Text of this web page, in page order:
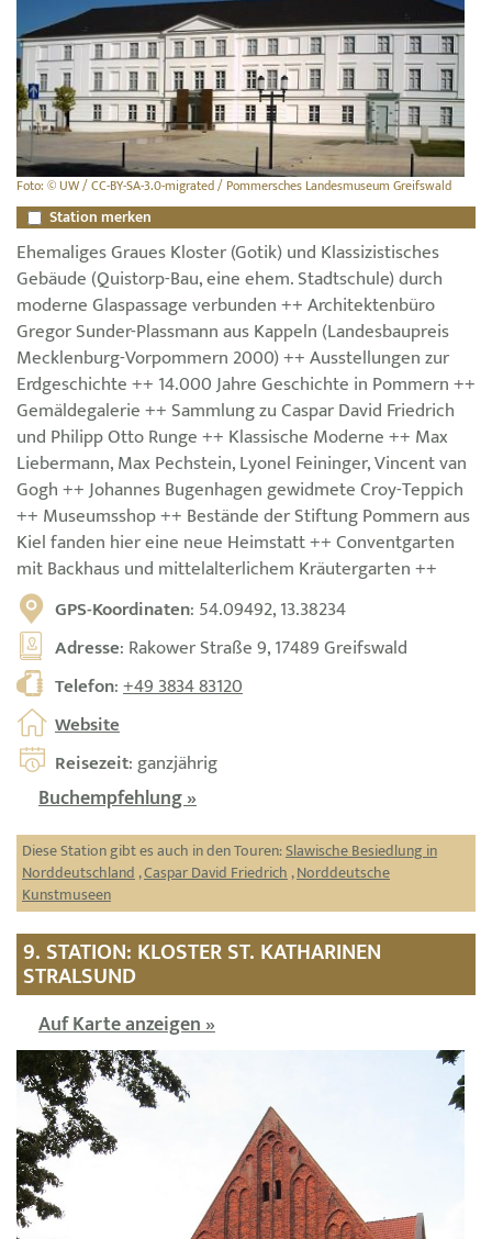
Foto: © UW / CC-BY-SA-3.0-migrated / Pommersches Landesmuseum Greifswald
Station merken
Ehemaliges Graues Kloster (Gotik) und Klassizistisches
Gebäude (Quistorp-Bau, eine ehem. Stadtschule) durch
moderne Glaspassage verbunden ++ Architektenbüro
Gregor Sunder-Plassmann aus Kappeln (Landesbaupreis
Mecklenburg-Vorpommern 2000) ++ Ausstellungen zur
Erdgeschichte ++ 14.000 Jahre Geschichte in Pommern ++
Gemäldegalerie ++ Sammlung zu Caspar David Friedrich
und Philipp Otto Runge ++ Klassische Moderne ++ Max
Liebermann, Max Pechstein, Lyonel Feininger, Vincent van
Gogh ++ Johannes Bugenhagen gewidmete Croy-Teppich
++ Museumsshop ++ Bestände der Stiftung Pommern aus
Kiel fanden hier eine neue Heimstatt ++ Conventgarten
mit Backhaus und mittelalterlichem Kräutergarten ++
GPS-Koordinaten: 54.09492, 13.38234
Adresse: Rakower Straße 9, 17489 Greifswald
Telefon:+49 3834 83120
Website
Reisezeit: ganzjährig
Buchempfehlung »
Diese Station gibt es auch in den Touren:Slawische Besiedlung in
Norddeutschland,Caspar David Friedrich,Norddeutsche
Kunstmuseen
9. STATION: KLOSTER ST. KATHARINEN
STRALSUND
Auf Karte anzeigen »